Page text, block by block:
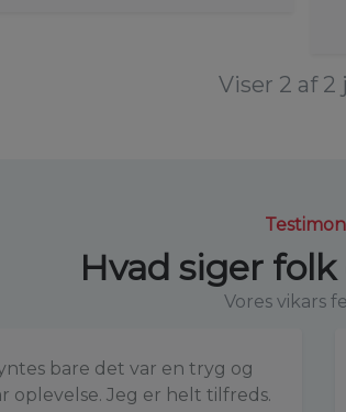
Viser 2 af 2
Hvad siger
Vores vikars
bare det var en tryg og
oplevelse. Jeg er helt tilfreds.